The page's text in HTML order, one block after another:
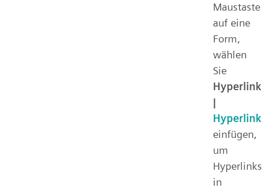
Maustaste
auf eine
Form,
wählen
Sie
Hyperlink
|
Hyperlink
einfügen,
um
Hyperlinks
in